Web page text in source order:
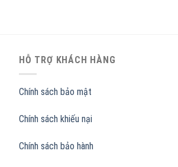
HỖ TRỢ KHÁCH HÀNG
Chính sách bảo mật
Chính sách khiếu nại
Chính sách bảo hành